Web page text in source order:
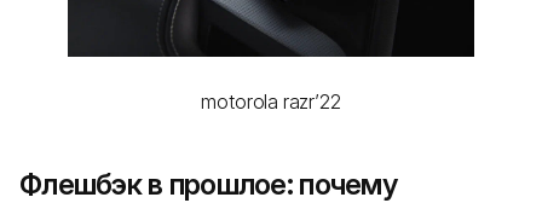
motorola razr’22
Флешбэк в прошлое: почему